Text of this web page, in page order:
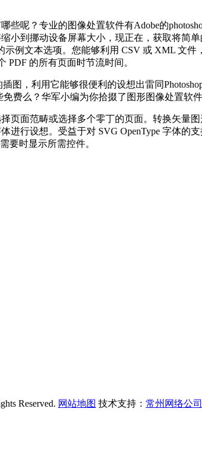
呢？专业的图像处置软件有Adobe的
小到挪动设备屏幕大小，现正在，获取将简
例文本选项。您能够利用 CSV 或 XML 文
PDF 的所有页面时节流时间。
利用它能够很便利的设想出雷同
费么？华军小编为你拾掇了图形图像处置软件
面范畴或选择多个零丁的页面。转换矢量
进行设想。受益于对 SVG OpenType 字体
要时显示所需控件。
Reserved. 网站地图 技术支持： 常州网络公